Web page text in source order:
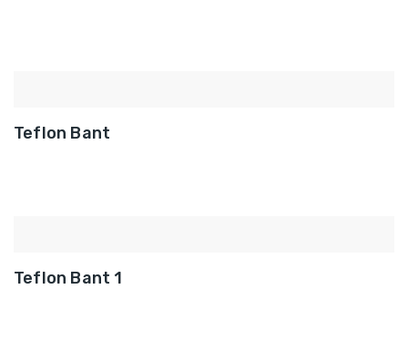
Teflon Bant
Teflon Bant 1